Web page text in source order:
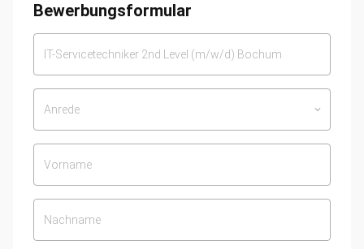
Bewerbungsformular
Anrede keyboard_arrow_down